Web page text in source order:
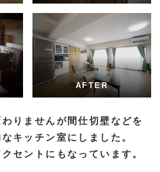
AFTER
りませんが間仕切壁などを
キッチン室にしました。
セントにもなっています。